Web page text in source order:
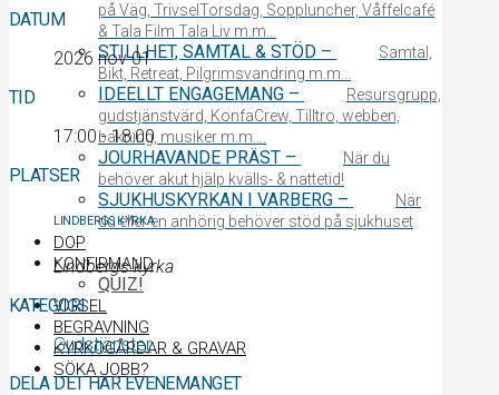
på Väg, TrivselTorsdag, Soppluncher, Våffelcafé
& Tala Film Tala Liv m.m…
STILLHET, SAMTAL & STÖD –
Samtal,
Bikt, Retreat, Pilgrimsvandring m.m…
IDEELLT ENGAGEMANG –
Resursgrupp,
gudstjänstvärd, KonfaCrew, Tilltro, webben,
bakning, musiker m.m….
JOURHAVANDE PRÄST –
När du
behöver akut hjälp kvälls- & nattetid!
SJUKHUSKYRKAN I VARBERG –
När
du eller en anhörig behöver stöd på sjukhuset
DOP
KONFIRMAND
QUIZ!
VIGSEL
BEGRAVNING
KYRKOGÅRDAR & GRAVAR
SÖKA JOBB?
DATUM
2026 nov 01
TID
17:00 - 18:00
PLATSER
LINDBERGS KYRKA
Lindbergs kyrka
KATEGORI
Gudstjänster
DELA DET HÄR EVENEMANGET